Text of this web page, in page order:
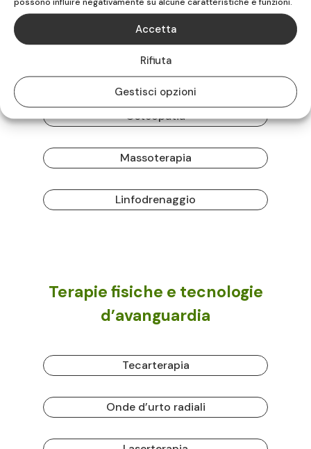
Accetta
Rifiuta
Gestisci opzioni
Terapia manuale e
osteopatia
Osteopatia
Massoterapia
Linfodrenaggio
Terapie fisiche e tecnologie
d’avanguardia
Tecarterapia
Onde d’urto radiali